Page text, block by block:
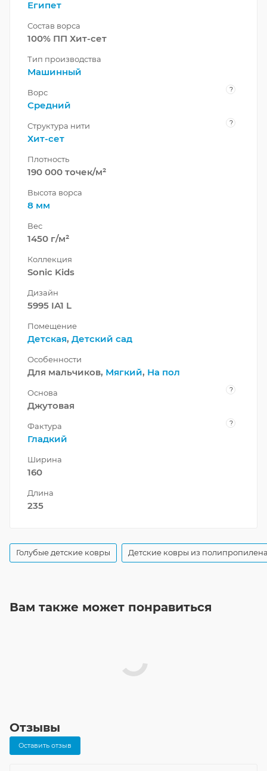
Египет
Состав ворса
100% ПП Хит-сет
Тип производства
Машинный
Ворс ?
Средний
Структура нити ?
Хит-сет
Плотность
190 000 точек/м²
Высота ворса
8 мм
Вес
1450 г/м²
Коллекция
Sonic Kids
Дизайн
5995 IA1 L
Помещение
Детская, Детский сад
Особенности
Для мальчиков, Мягкий, На пол
Основа ?
Джутовая
Фактура ?
Гладкий
Ширина
160
Длина
235
Голубые детские ковры Детские ковры из
Вам также может понравиться
Отзывы
Оставить отзыв